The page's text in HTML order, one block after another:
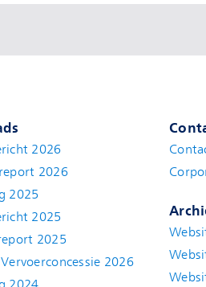
2026
2026
2025
2025
2025
2026